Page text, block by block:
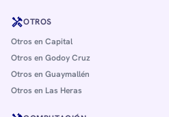
handymanOTROS
Otros en Capital
Otros en Godoy Cruz
Otros en Guaymallén
Otros en Las Heras